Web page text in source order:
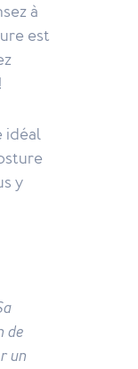
à
est
idéal
y
de
un